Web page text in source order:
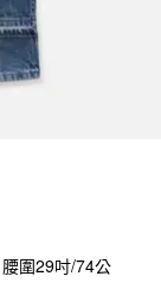
圍29吋/74公